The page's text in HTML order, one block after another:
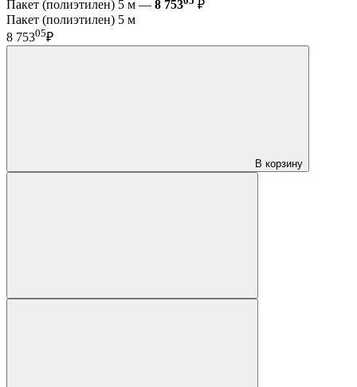
Пакет (полиэтилен) 5 м — 8 753
₽
Пакет (полиэтилен) 5 м
8 75305₽
В корзину